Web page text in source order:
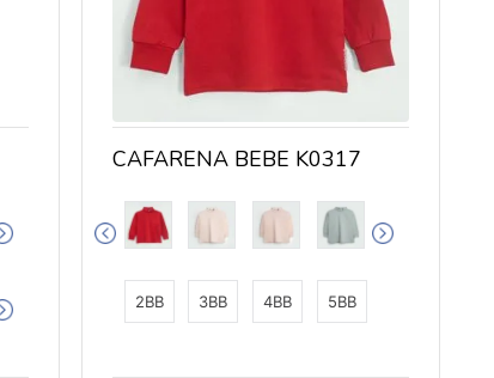
2BB 3BB 4BB 5BB
CAFARENA BEBE K0317